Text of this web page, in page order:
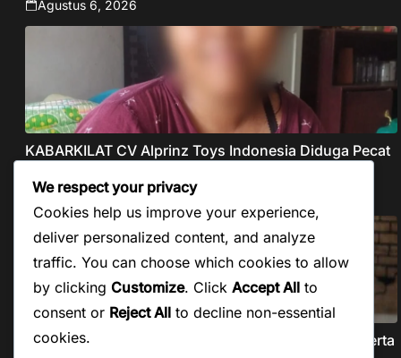
Agustus 6, 2026
KABARKILAT CV Alprinz Toys Indonesia Diduga Pecat
Agustus 5, 2026
KABARKILAT Forkopemras Aceh Selatan Minta Peserta
We respect your privacy
Cookies help us improve your experience,
deliver personalized content, and analyze
traffic. You can choose which cookies to allow
by clicking Customize. Click Accept All to
consent or Reject All to decline non-essential
cookies.